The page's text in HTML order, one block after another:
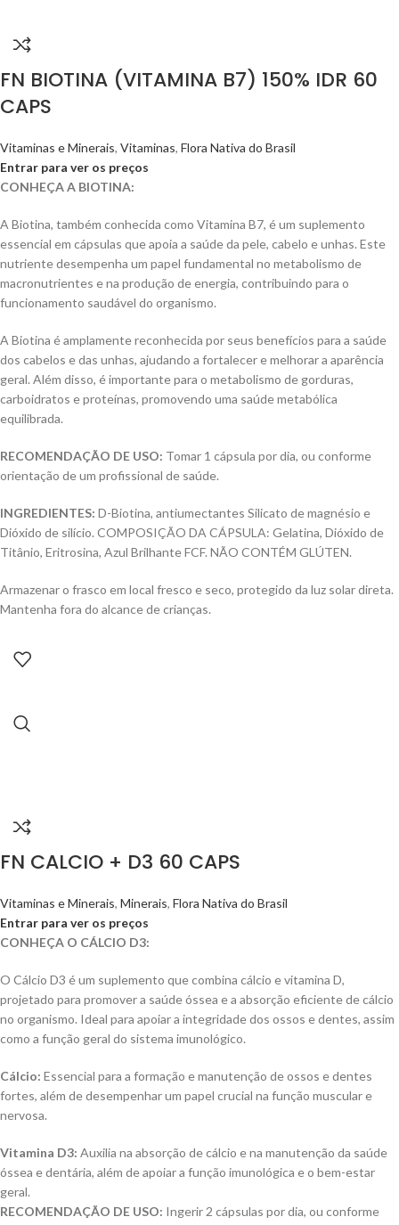
FN BIOTINA (VITAMINA B7) 150% IDR 60
CAPS
Vitaminas e Minerais, Vitaminas, Flora Nativa do Brasil
Entrar para ver os preços
CONHEÇA A BIOTINA:
A Biotina, também conhecida como Vitamina B7, é um suplemento
essencial em cápsulas que apoia a saúde da pele, cabelo e unhas. Este
nutriente desempenha um papel fundamental no metabolismo de
macronutrientes e na produção de energia, contribuindo para o
funcionamento saudável do organismo.
A Biotina é amplamente reconhecida por seus benefícios para a saúde
dos cabelos e das unhas, ajudando a fortalecer e melhorar a aparência
geral. Além disso, é importante para o metabolismo de gorduras,
carboidratos e proteínas, promovendo uma saúde metabólica
equilibrada.
RECOMENDAÇÃO DE USO: Tomar 1 cápsula por dia, ou conforme
orientação de um profissional de saúde.
INGREDIENTES: D-Biotina, antiumectantes Silicato de magnésio e
Dióxido de silício. COMPOSIÇÃO DA CÁPSULA: Gelatina, Dióxido de
Titânio, Eritrosina, Azul Brilhante FCF. NÃO CONTÉM GLÚTEN.
Armazenar o frasco em local fresco e seco, protegido da luz solar direta.
Mantenha fora do alcance de crianças.
FN CALCIO + D3 60 CAPS
Vitaminas e Minerais, Minerais, Flora Nativa do Brasil
Entrar para ver os preços
CONHEÇA O CÁLCIO D3:
O Cálcio D3 é um suplemento que combina cálcio e vitamina D,
projetado para promover a saúde óssea e a absorção eficiente de cálcio
no organismo. Ideal para apoiar a integridade dos ossos e dentes, assim
como a função geral do sistema imunológico.
Cálcio: Essencial para a formação e manutenção de ossos e dentes
fortes, além de desempenhar um papel crucial na função muscular e
nervosa.
Vitamina D3: Auxilia na absorção de cálcio e na manutenção da saúde
óssea e dentária, além de apoiar a função imunológica e o bem-estar
geral.
RECOMENDAÇÃO DE USO: Ingerir 2 cápsulas por dia, ou conforme